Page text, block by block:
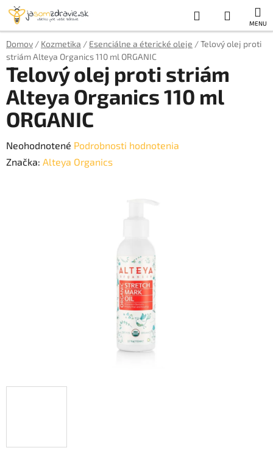
Prejsť
obsah
Hľadať
KOŠÍK
Domov / Kozmetika / Esenciálne a éterické oleje /Telový olej proti
striám Alteya Organics 110 ml ORGANIC
Telový olej proti striám
Alteya Organics 110 ml
ORGANIC
Priemerné
hodnotenie
Neohodnotené Podrobnosti hodnotenia
Značka: Alteya Organics